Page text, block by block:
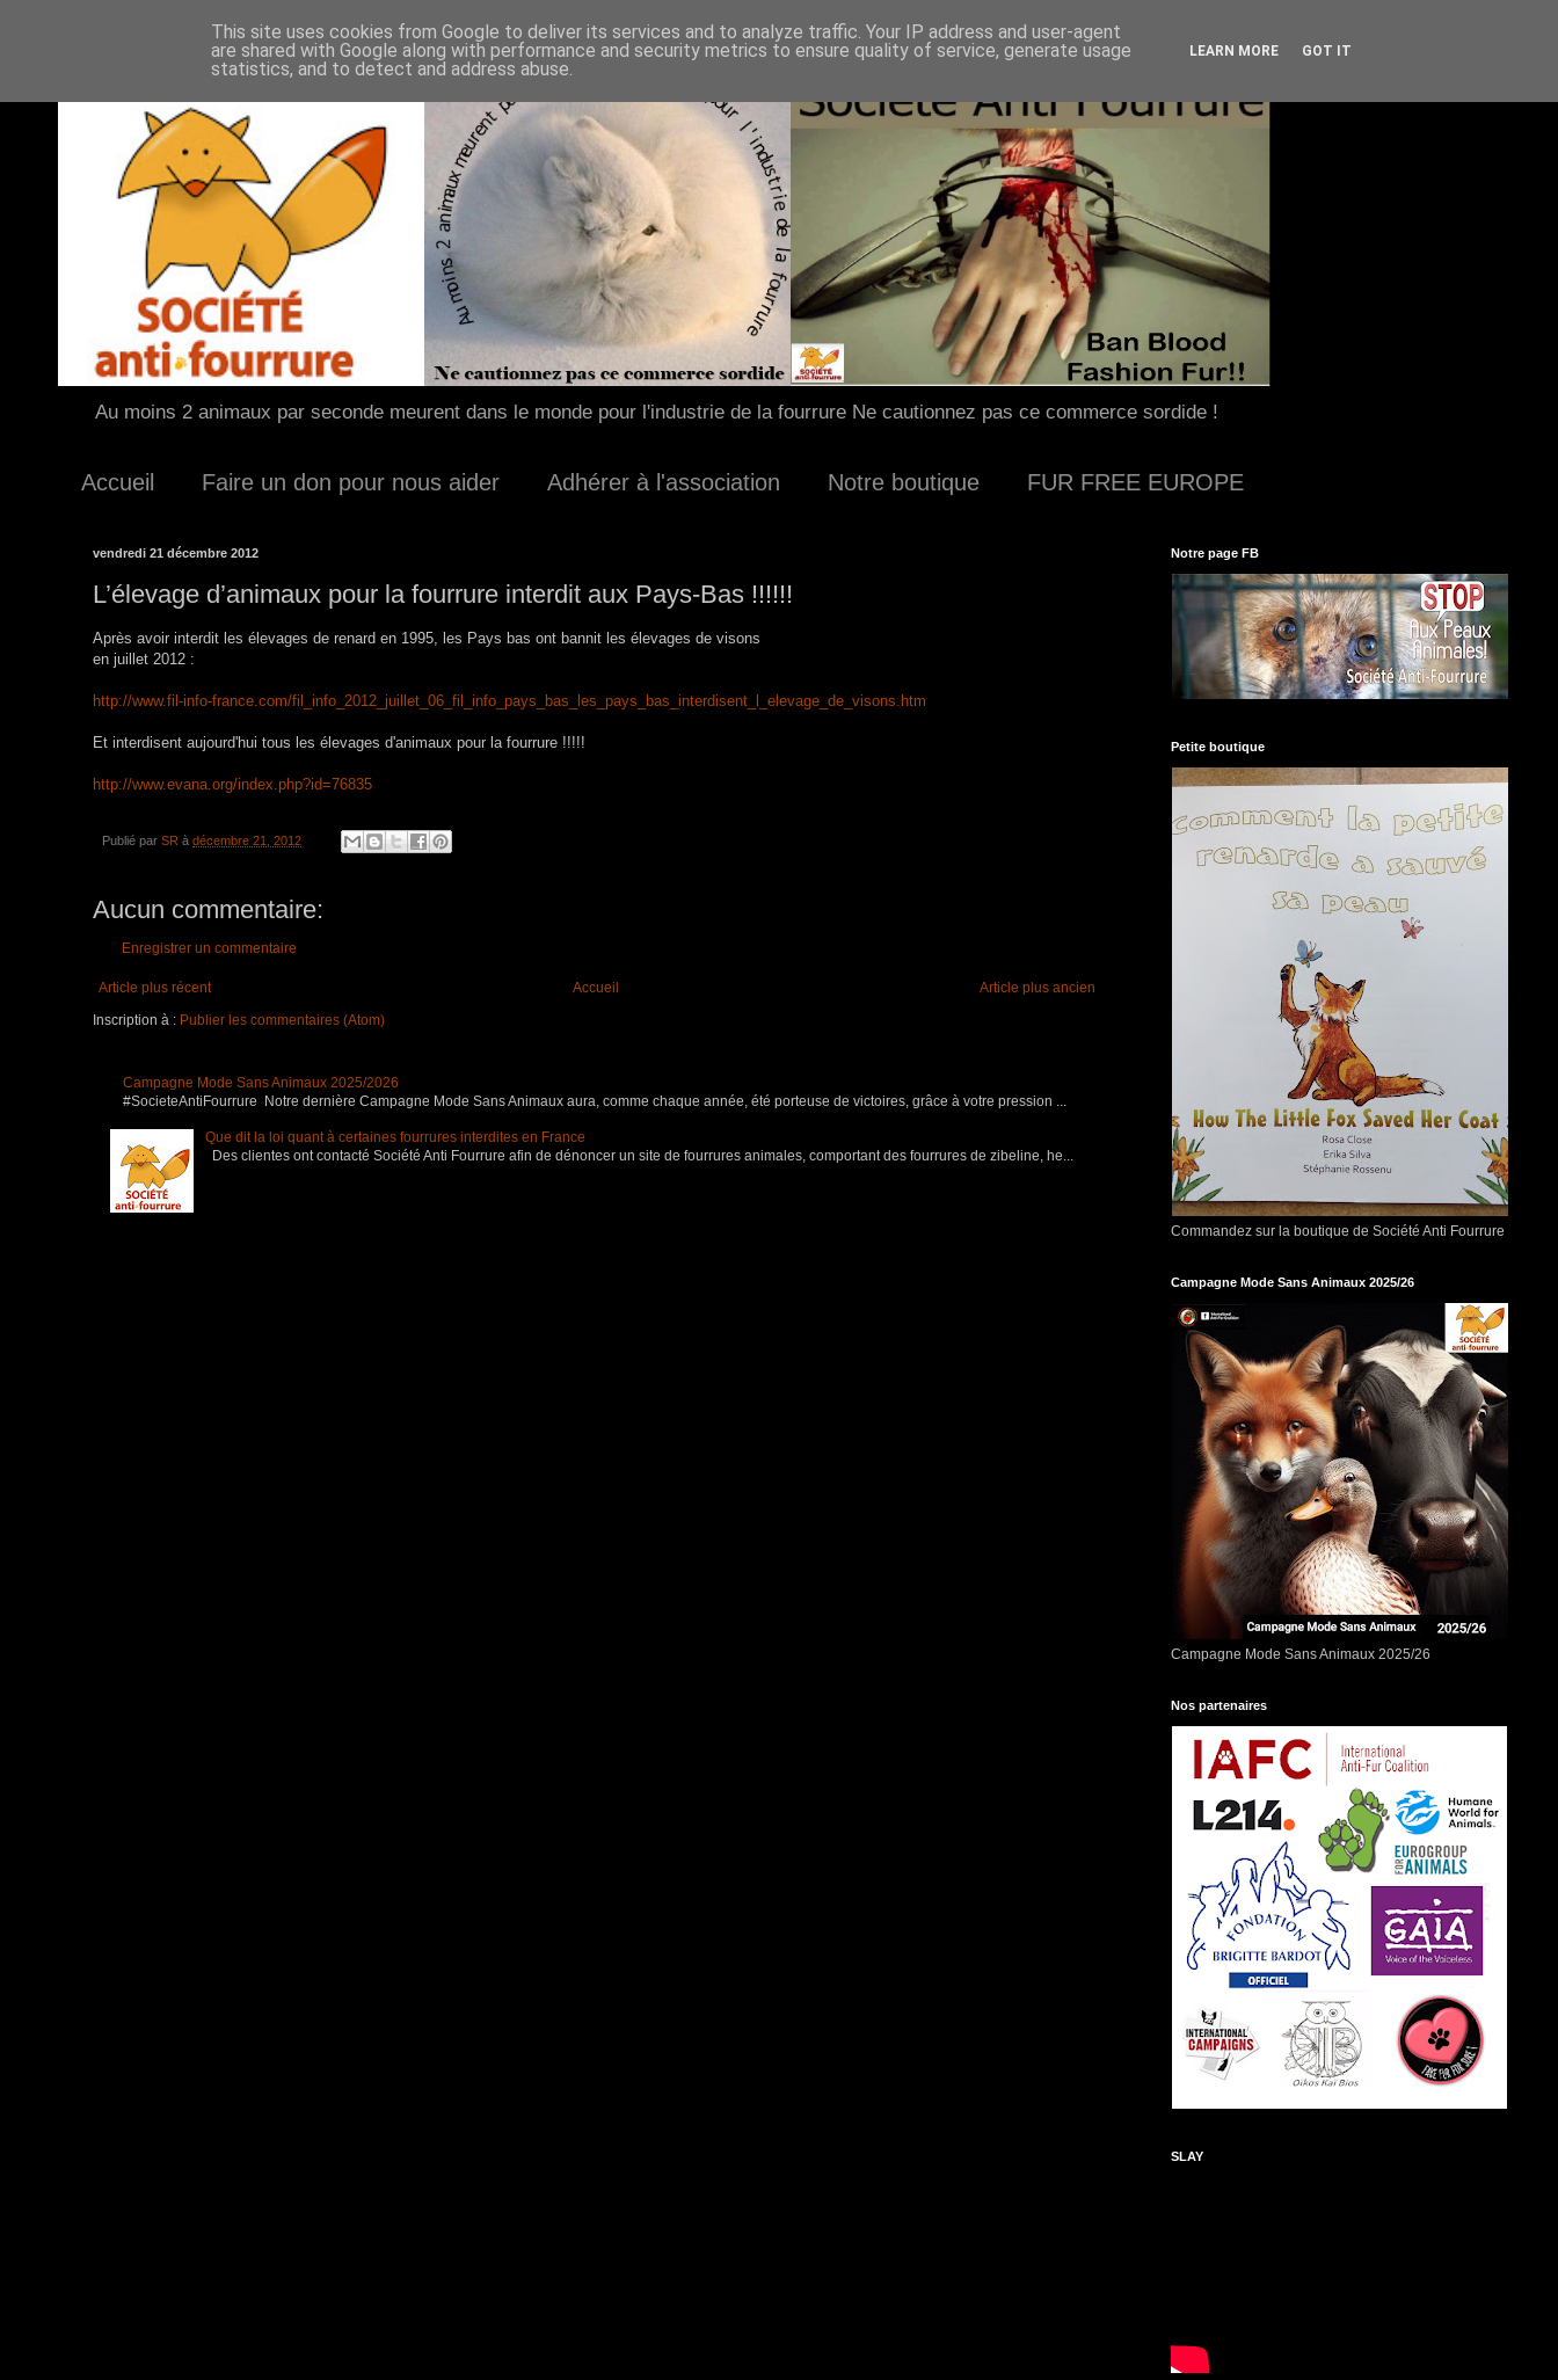
Au moins 2 animaux par seconde meurent dans le monde pour l'industrie de la fourrure Ne cautionnez pas ce commerce sordide !
Accueil Faire un don pour nous aider Adhérer à l'association Notre boutique FUR FREE EUROPE
vendredi 21 décembre 2012
L’élevage d’animaux pour la fourrure interdit aux Pays-Bas !!!!!!
Après avoir interdit les élevages de renard en 1995, les Pays bas ont bannit les élevages de visons
en juillet 2012 :
http://www.fil-info-france.com/fil_info_2012_juillet_06_fil_info_pays_bas_les_pays_bas_interdisent_l_elevage_de_visons.htm
Et interdisent aujourd'hui tous les élevages d'animaux pour la fourrure !!!!!
http://www.evana.org/index.php?id=76835
Publié par SR à décembre 21, 2012
Aucun commentaire:
Enregistrer un commentaire
Article plus récent Article plus ancien
Accueil
Inscription à : Publier les commentaires (Atom)
Campagne Mode Sans Animaux 2025/2026
#SocieteAntiFourrure Notre dernière Campagne Mode Sans Animaux aura, comme chaque année, été porteuse de victoires, grâce à votre pression ...
Que dit la loi quant à certaines fourrures interdites en France
Des clientes ont contacté Société Anti Fourrure afin de dénoncer un site de fourrures animales, comportant des fourrures de zibeline, he...
Notre page FB
Petite boutique
Commandez sur la boutique de Société Anti Fourrure
Campagne Mode Sans Animaux 2025/26
Campagne Mode Sans Animaux 2025/26
Nos partenaires
SLAY
This site uses cookies from Google to deliver its services and to analyze traffic. Your IP address and user-agent
are shared with Google along with performance and security metrics to ensure quality of service, generate usage
statistics, and to detect and address abuse.
LEARN MORE GOT IT